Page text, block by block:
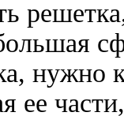
нужно
ее